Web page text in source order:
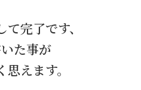
完了です、
た事が
えます。